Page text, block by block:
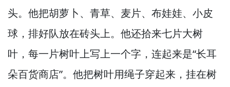
头。 他把胡萝卜、青草、麦片、布娃娃、小皮
球， 排好队放在砖头上。 他还拾来七片大树
叶， 每一片树叶上写上一个字， 连起来是“长耳
朵百货商店”。 他把树叶用绳子穿起来， 挂在树